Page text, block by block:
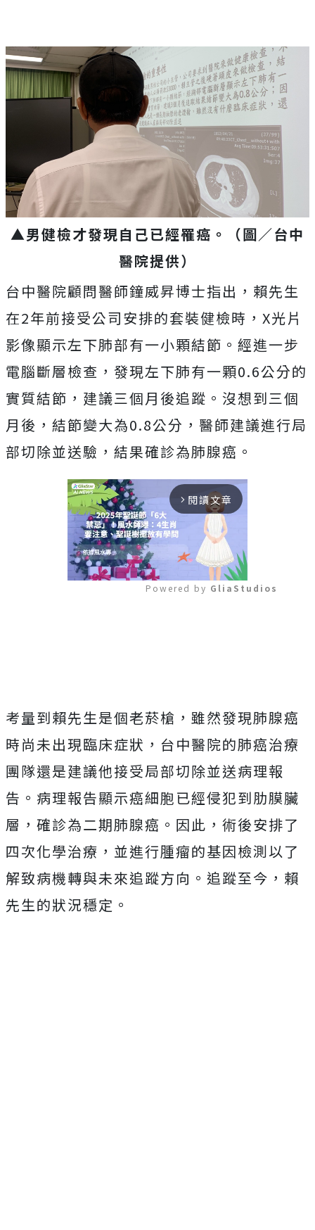
▲男健檢才發現自己已經罹癌。（圖／台中
醫院提供）
台中醫院顧問醫師鐘威昇博士指出，賴先生
在2年前接受公司安排的套裝健檢時，X光片
影像顯示左下肺部有一小顆結節。經進一步
電腦斷層檢查，發現左下肺有一顆0.6公分的
實質結節，建議三個月後追蹤。沒想到三個
月後，結節變大為0.8公分，醫師建議進行局
部切除並送驗，結果確診為肺腺癌。
arrow_forward_ios 閱讀文章
Powered by GliaStudios
考量到賴先生是個老菸槍，雖然發現肺腺癌
時尚未出現臨床症狀，台中醫院的肺癌治療
團隊還是建議他接受局部切除並送病理報
告。病理報告顯示癌細胞已經侵犯到肋膜臟
層，確診為二期肺腺癌。因此，術後安排了
四次化學治療，並進行腫瘤的基因檢測以了
解致病機轉與未來追蹤方向。追蹤至今，賴
先生的狀況穩定。